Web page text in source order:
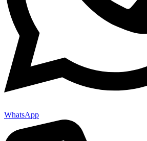
WhatsApp